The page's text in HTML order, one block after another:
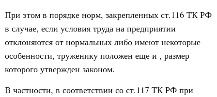
При этом в порядке норм, закрепленных ст.116 ТК РФ
в случае, если условия труда на предприятии
отклоняются от нормальных либо имеют некоторые
особенности, труженику положен еще и , размер
которого утвержден законом.
В частности, в соответствии со ст.117 ТК РФ при